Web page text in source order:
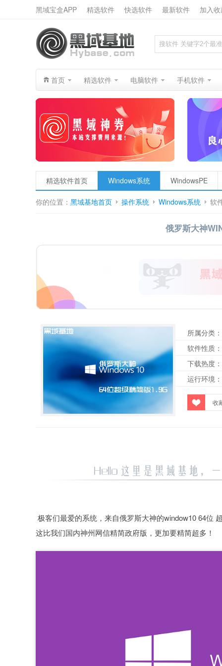
黑域宝盒APP 精选软件 快选软件 最新软件 加入
首页 精选软件 电脑软件 手机软件
精选软件首页 Windows系统 WindowsPE
你的位置： 黑域基地首页 操作系统 Windows系统 软
俄罗斯大神
所属分类：
软件性质：
下载热度：
运行环境：
收
极客们最爱的系统，来自俄罗斯大神的window10 64位
这比我们国内神州网信精简政府版，更加要精简超多！